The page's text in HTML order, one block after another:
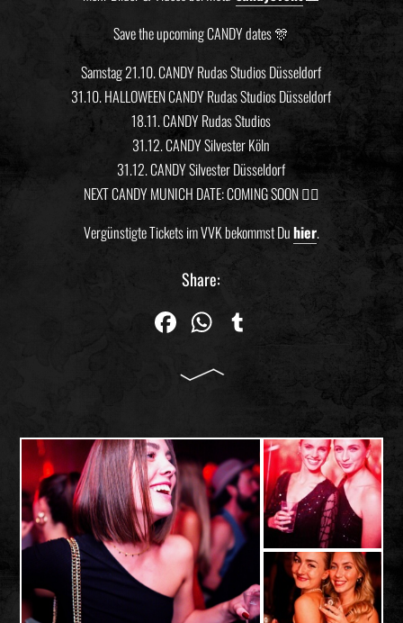
Save the upcoming CANDY dates 🎊
Samstag 21.10. CANDY Rudas Studios Düsseldorf
31.10. HALLOWEEN CANDY Rudas Studios Düsseldorf
18.11. CANDY Rudas Studios
31.12. CANDY Silvester Köln
31.12. CANDY Silvester Düsseldorf
NEXT CANDY MUNICH DATE: COMING SOON ❤️‍🔥
Vergünstigte Tickets im VVK bekommst Duhier.
Share:
Fa
bo
W
ts
p